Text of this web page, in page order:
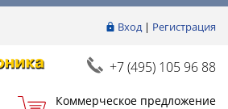
Вход| Регистрация
+7 (495) 105 96 88
Коммерческое предложение